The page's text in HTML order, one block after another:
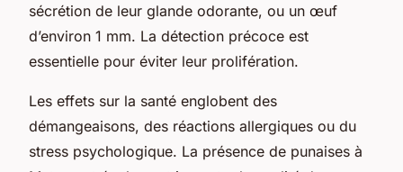
sécrétion de leur glande odorante, ou un œuf
d’environ 1 mm. La détection précoce est
essentielle pour éviter leur prolifération.
Les effets sur la santé englobent des
démangeaisons, des réactions allergiques ou du
stress psychologique. La présence de punaises à